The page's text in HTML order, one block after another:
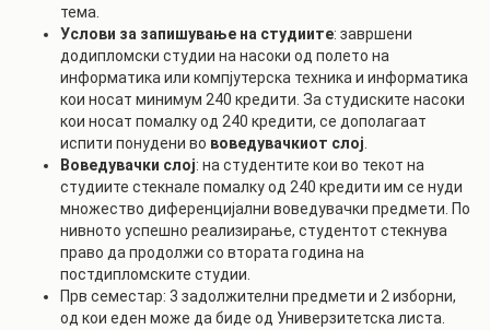
тема.
Услови за запишување на студиите: завршени
додипломски студии на насоки од полето на
информатика или компјутерска техника и информатика
кои носат минимум 240 кредити. За студиските насоки
кои носат помалку од 240 кредити, се дополагаат
испити понудени во воведувачкиот слој
Воведувачки слој: на студентите кои во текот на
студиите стекнале помалку од 240 кредити им се нуди
множество диференцијални воведувачки предмети. По
нивното успешно реализирање, студентот стекнува
право да продолжи со втората година на
постдипломските студии.
Прв семестар: 3 задолжителни предмети и 2 изборни,
од кои еден може да биде од Универзитетска листа.